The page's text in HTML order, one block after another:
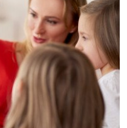
starostu, kariérny zlom,
svadobná práca, chlad